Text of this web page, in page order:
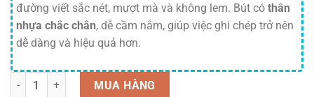
đường viết sắc nét, mượt mà và không lem. Bút có thân
nhựa chắc chắn, dễ cầm nắm, giúp việc ghi chép trở nên
dễ dàng và hiệu quả hơn.
Số lượng MUA HÀNG